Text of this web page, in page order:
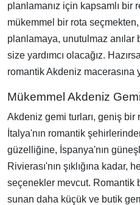
planlamanız için kapsamlı bir
mükemmel bir rota
planlamaya, unutulmaz anılar
size yardımcı olacağız.
romantik Akdeniz macerasına
Mükemmel Akdeniz
Akdeniz gemi turları, geniş bir
İtalya'nın romantik
güzelliğine, İspanya'nın
Rivierası'nın şıklığına kadar,
seçenekler mevcut. Romantik
sunan daha küçük ve butik